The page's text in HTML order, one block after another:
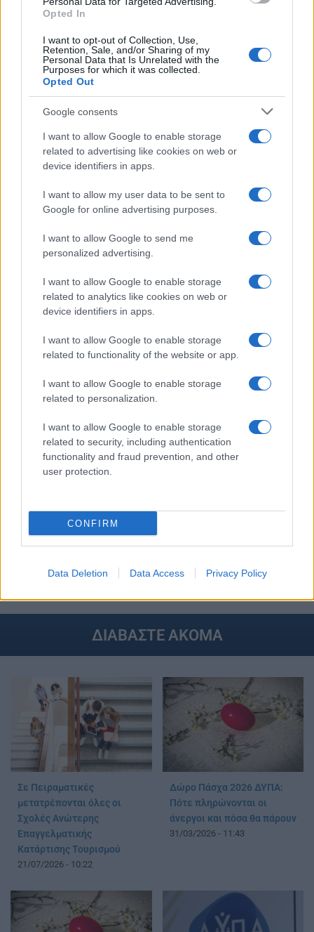
Opted In
I want to opt-out of Collection, Use,
Retention, Sale, and/or Sharing of my
Personal Data that Is Unrelated with the
Purposes for which it was collected.
Opted Out
Google consents
I want to allow Google to enable storage
related to advertising like cookies on web or
device identifiers in apps.
I want to allow my user data to be sent to
Google for online advertising purposes.
I want to allow Google to send me
personalized advertising.
I want to allow Google to enable storage
related to analytics like cookies on web or
device identifiers in apps.
I want to allow Google to enable storage
related to functionality of the website or app.
I want to allow Google to enable storage
related to personalization.
I want to allow Google to enable storage
related to security, including authentication
functionality and fraud prevention, and other
user protection.
CONFIRM
Data Deletion Data Access Privacy Policy
πλατφόρμες των αρμόδιων εκπαιδευτικών δομών του
υπουργείου και θα διαρκέσει από τις 7.1.2021 έως τις
15.1.2021.
Ακολουθείστε το iPaideia.gr στο Google News
Tελευταίες Ειδήσειςγια την Παιδεία και την εργασία
Στην Κατηγορία:ΕΙΔΗΣΕΙΣ
ΑΝΕΡΓΟΙ ΥΠΟΥΡΓΕΙΟ ΤΟΥΡΙΣΜΟΥ
ΔΙΑΒΑΣΤΕ ΑΚΟΜΑ
Σε Πειραματικές
μετατρέπονται όλες οι
Σχολές Ανώτερης
Επαγγελματικής
Κατάρτισης Τουρισμού
21/07/2026 - 10:22
Δώρο Πάσχα 2026 ΔΥΠΑ:
Πότε πληρώνονται οι
άνεργοι και πόσα θα πάρουν
31/03/2026 - 11:43